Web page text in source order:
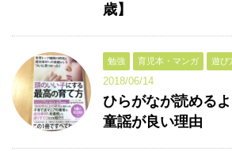
歳】
勉強 育児本・マンガ 遊び
2018/06/14
ひらがなが読める
童謡が良い理由